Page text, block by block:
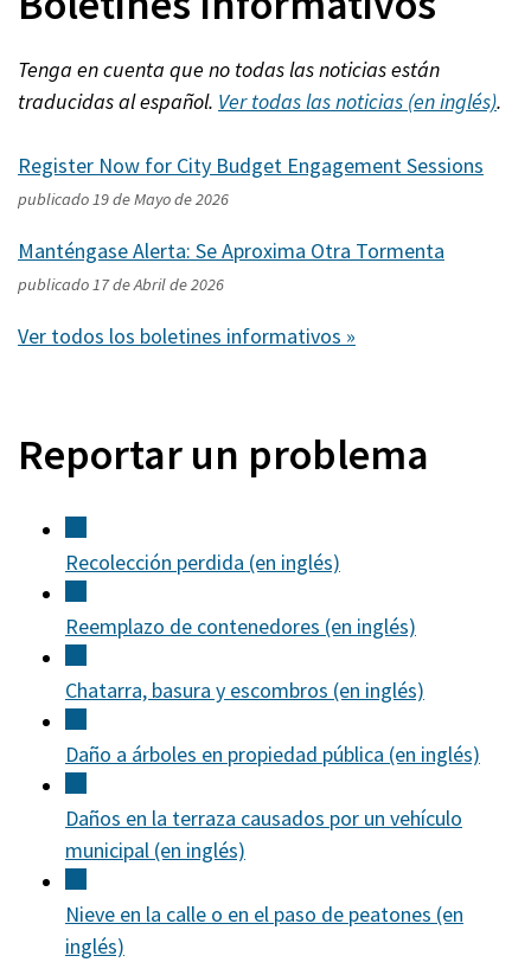
Tenga en cuenta que no todas las noticias están
traducidas al español. Ver todas las noticias (en inglés).
Register Now for City Budget Engagement Sessions
publicado 19 de Mayo de 2026
Manténgase Alerta: Se Aproxima Otra Tormenta
publicado 17 de Abril de 2026
Ver todos los boletines informativos »
Reportar un problema
Recolección perdida (en inglés)
Reemplazo de contenedores (en inglés)
Chatarra, basura y escombros (en inglés)
Daño a árboles en propiedad pública (en inglés)
Daños en la terraza causados por un vehículo
municipal (en inglés)
Nieve en la calle o en el paso de peatones (en
inglés)